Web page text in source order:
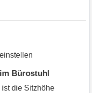
Bürostuhl
die Sitzhöhe